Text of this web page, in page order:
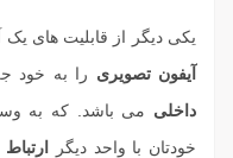
یکی دیگر از قابلیت های
آیفون تصویری را به خود
داخلی می باشد. که به
خودتان با واحد دیگر